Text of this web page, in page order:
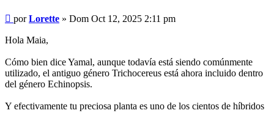
Mensaje
porLorette » Dom Oct 12, 2025 2:11 pm
Hola Maia,
Cómo bien dice Yamal, aunque todavía está siendo comúnmente
utilizado, el antiguo género Trichocereus está ahora incluido dentro
del género Echinopsis.
Y efectivamente tu preciosa planta es uno de los cientos de híbridos